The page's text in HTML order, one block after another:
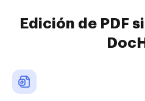
Edición de PDF